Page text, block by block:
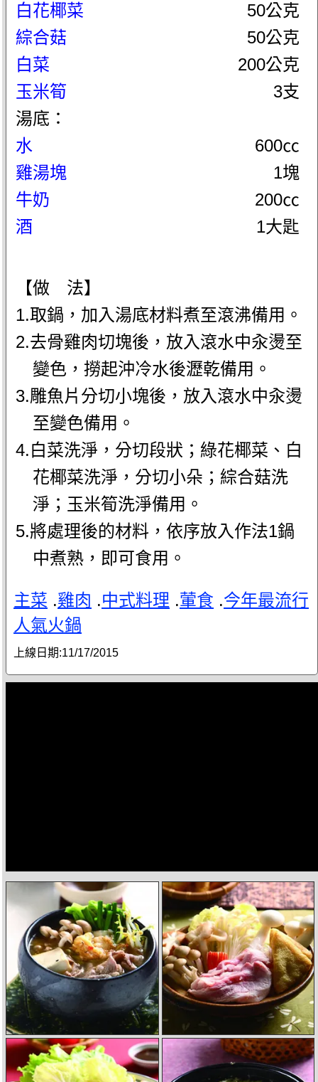
白花椰菜
50公克
綜合菇
50公克
白菜
200公克
玉米筍
3支
湯底：
水
600㏄
雞湯塊
1塊
牛奶
200㏄
酒
1大匙
【做 法】
1.取鍋，加入湯底材料煮至滾沸備用。
2.去骨雞肉切塊後，放入滾水中汆燙至
變色，撈起沖冷水後瀝乾備用。
3.雕魚片分切小塊後，放入滾水中汆燙
至變色備用。
4.白菜洗淨，分切段狀；綠花椰菜、白
花椰菜洗淨，分切小朵；綜合菇洗
淨；玉米筍洗淨備用。
5.將處理後的材料，依序放入作法1鍋
中煮熟，即可食用。
主菜 .雞肉 .中式料理 .葷食 .今年最流行
人氣火鍋
上線日期:11/17/2015